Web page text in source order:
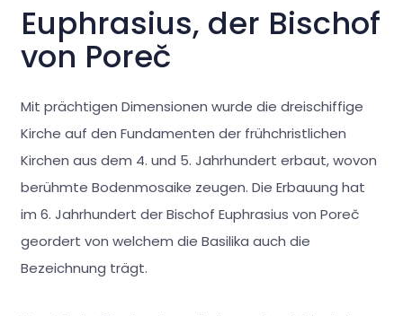
Euphrasius, der Bischof
von Poreč
Mit prächtigen Dimensionen wurde die dreischiffige
Kirche auf den Fundamenten der frühchristlichen
Kirchen aus dem 4. und 5. Jahrhundert erbaut, wovon
berühmte Bodenmosaike zeugen. Die Erbauung hat
im 6. Jahrhundert der Bischof Euphrasius von Poreč
geordert von welchem die Basilika auch die
Bezeichnung trägt.